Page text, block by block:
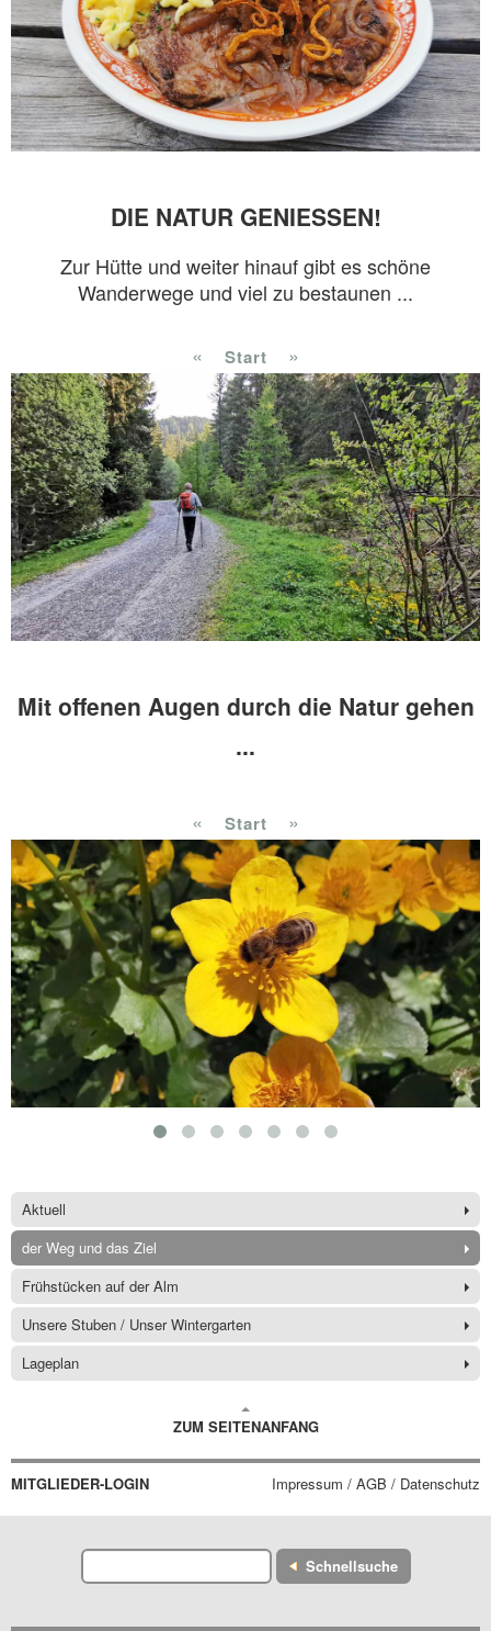
DIE NATUR GENIESSEN!
Zur Hütte und weiter hinauf gibt es schöne
Wanderwege und viel zu bestaunen ...
« Start »
Mit offenen Augen durch die Natur gehen
...
« Start »
Aktuell
der Weg und das Ziel
Frühstücken auf der Alm
Unsere Stuben / Unser Wintergarten
Lageplan
ZUM SEITENANFANG
MITGLIEDER-LOGIN Impressum / AGB / Datenschutz
Schnellsuche